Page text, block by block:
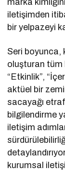
marka
iletişimden
bir yelpazeyi
Seri boyunca,
oluşturan tüm
“Etkinlik”,
aktüel bir
sacayağı
bilgilendirme
iletişim
kurumsal